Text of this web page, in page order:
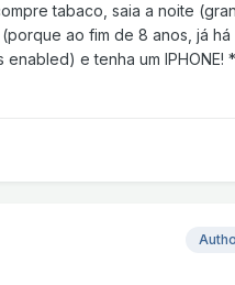
tabaco, saia a noite
ao fim de 8 anos, já
e tenha um